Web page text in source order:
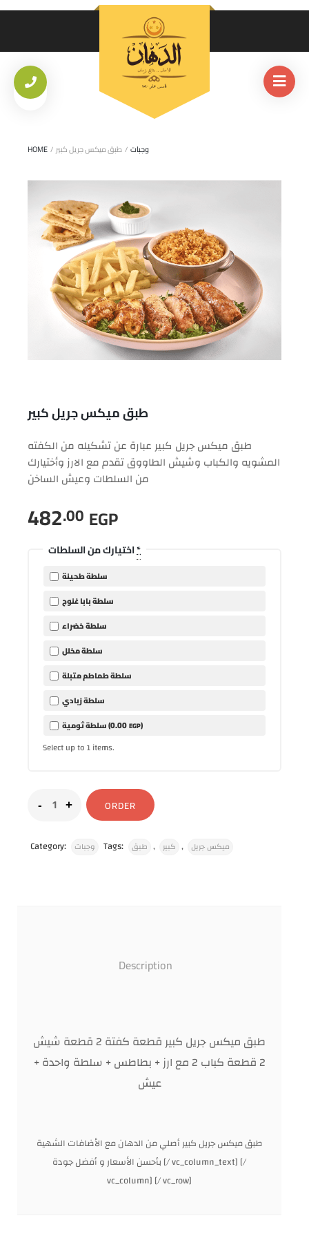
HOME / وجبات / طبق ميكس جريل كبير
طبق ميكس جريل كبير
طبق ميكس جريل كبير عبارة عن تشكيله من الكفته
المشويه والكباب وشيش الطاووق تقدم مع الارز وأختيارك
من السلطات وعيش الساخن
482.00 EGP
*
سلطة طحينة
سلطة بابا غنوج
سلطة خضراء
سلطة مخلل
سلطة طماطم متبلة
سلطة زبادي
سلطة ثومية (0.00EGP)
Select up to1items.
ORDER
Category: وجبات Tags: طبق , كبير , ميكس جريل
Description
طبق ميكس جريل كبير قطعة كفتة 2 قطعة شيش
2 قطعة كباب 2 مع ارز + بطاطس + سلطة واحدة +
عيش
طبق ميكس جريل كبير أصلي من الدهان مع الأضافات الشهية
بأحسن الأسعار و أفضل جودة [/ vc_column_text] [/
vc_column] [/ vc_row]